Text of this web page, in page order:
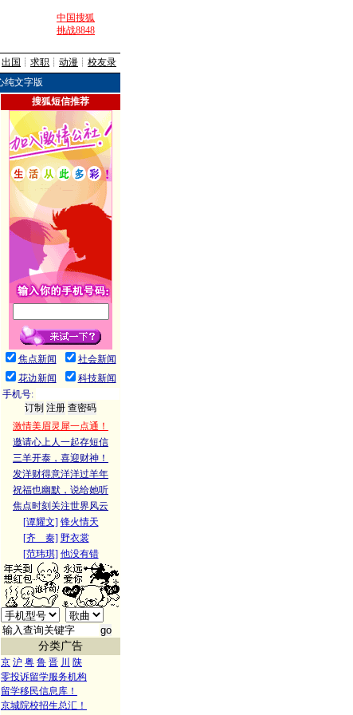
中国搜狐
挑战8848
出国 ┊ 求职 ┊ 动漫 ┊ 校友录
纯文字版
搜狐短信推荐
焦点新闻
社会新闻
花边新闻
科技新闻
手机号:
激情美眉灵犀一点通！
邀请心上人一起存短信
三羊开泰，喜迎财神！
发洋财得意洋洋过羊年
祝福也幽默，说给她听
焦点时刻关注世界风云
[谭耀文] 锋火情天
[齐 秦] 野衣裳
[范玮琪] 他没有错
分类广告
京 沪 粤 鲁 晋 川
陕
零投诉留学服务机构
留学移民信息库！
京城院校招生总汇！